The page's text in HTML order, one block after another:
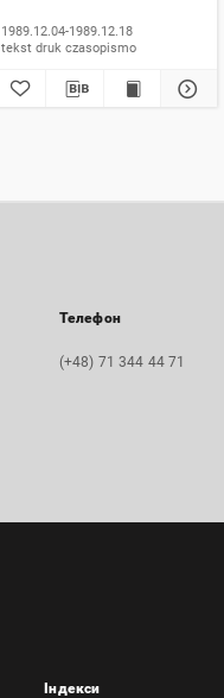
1989.12.04-1989.12.18
tekst druk czasopismo
Телефон
(+48) 71 344 44 71
Індекси